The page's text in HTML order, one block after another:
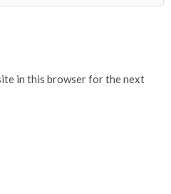
in this browser for the next